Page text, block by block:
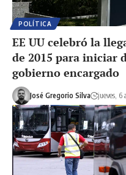
POLÍTICA
EE UU celebró la
de 2015 para iniciar
gobierno encargado
José Gregorio Silva jueves, 6